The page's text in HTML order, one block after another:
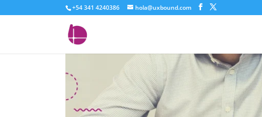
+54 341 4240386 hola@uxbound.com